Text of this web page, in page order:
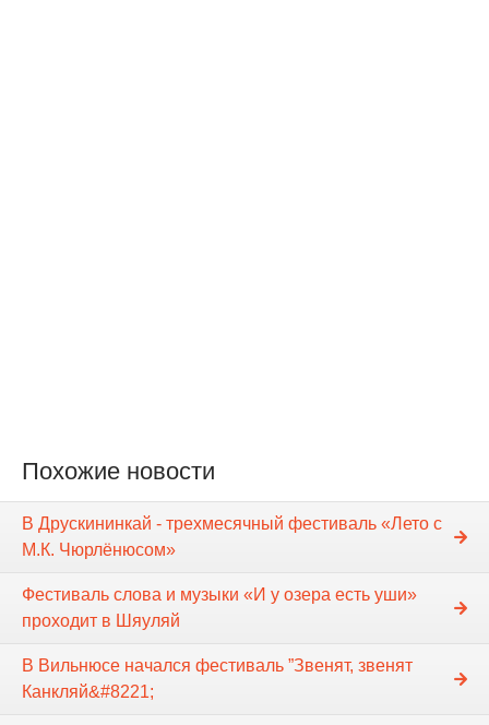
Похожие новости
В Друскининкай - трехмесячный фестиваль «Лето с
М.К. Чюрлёнюсом»
Фестиваль слова и музыки «И у озера есть уши»
проходит в Шяуляй
В Вильнюсе начался фестиваль ”Звенят, звенят
Канкляй&#8221;